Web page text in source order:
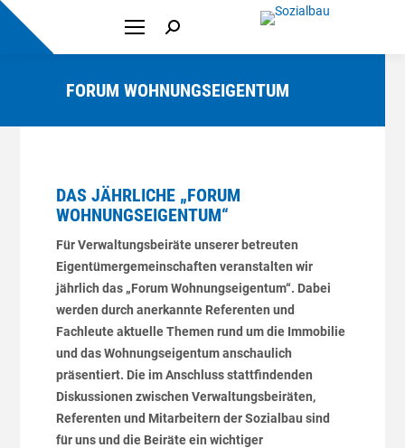
Search:
FORUM WOHNUNGSEIGENTUM
DAS JÄHRLICHE „FORUM
WOHNUNGSEIGENTUM“
Für Verwaltungsbeiräte unserer betreuten
Eigentümergemeinschaften veranstalten wir
jährlich das „Forum Wohnungseigentum“. Dabei
werden durch anerkannte Referenten und
Fachleute aktuelle Themen rund um die Immobilie
und das Wohnungseigentum anschaulich
präsentiert. Die im Anschluss stattfindenden
Diskussionen zwischen Verwaltungsbeiräten,
Referenten und Mitarbeitern der Sozialbau sind
für uns und die Beiräte ein wichtiger